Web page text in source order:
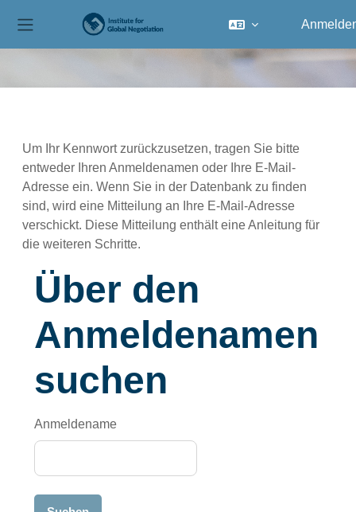
Website-Übersicht
Um Ihr Kennwort zurückzusetzen, tragen Sie bitte
entweder Ihren Anmeldenamen oder Ihre E-Mail-
Adresse ein. Wenn Sie in der Datenbank zu finden
sind, wird eine Mitteilung an Ihre E-Mail-Adresse
verschickt. Diese Mitteilung enthält eine Anleitung für
die weiteren Schritte.
Über den Anmeldenamen suchen
Über den
Anmeldenamen
suchen
Anmeldename